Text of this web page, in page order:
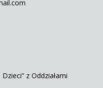
z Oddziałami